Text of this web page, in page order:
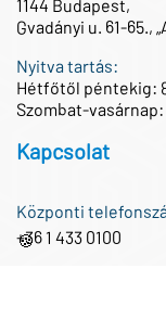
1144 Budapest,
Gvadányi u. 61-65.,
Nyitva tartás:
Hétfőtől péntekig:
Szombat-vasárnap:
Kapcsolat
Központi
+36 1 433 0100
🍪